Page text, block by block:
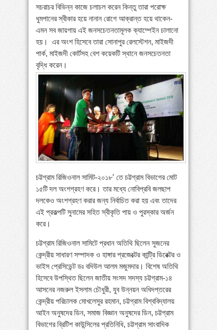
সচরাচর বিভিন্ন কাজে চলাচল করেন কিন্তু তারা পরোক্ষ
ধুমপানের স্বীকার হয়ে নানান রোগে আক্রান্ত হয়ে থাকেন-
এমন সব জায়গায় এই জনসচেতনতামূলক ক্যাম্পেইন চালানো
হয়। এর অংশ হিসেবে তারা সোনাপুর রেলস্টেশন, মাইজদী
পার্ক, মাইজদী কোর্টসহ বেশ কয়েকটি স্থানে জনসচেতনতা
বৃদ্ধি করেন।
চট্টগ্রাম রিজিওনাল সামিট-২০১৮’ তে চট্টগ্রাম বিভাগের মোট
১৫টি দল অংশগ্রহণ করে। তার মধ্যে নোবিপ্রবি জলছাপ
দলকেও অংশগ্রহণ করার জন্য নির্বাচিত করা হয় এবং তাদের
এই প্রকল্পটি সুনামের সহিত স্বীকৃতি পায় ও পুরস্কার অর্জন
করে।
চট্টগ্রাম রিজিওনাল সামিটে প্রধান অতিথি ছিলেন সুজনের
কেন্দ্রীয় সাধারণ সম্পাদক ও হাঙ্গার প্রজেক্টের কান্ট্রি ডিরেক্টর ও
ভাইস প্রেসিডেন্ট ডঃ বদিউল আলম মজুমদার। বিশেষ অতিথি
হিসেবে উপস্থিত ছিলেন জাতীয় সংসদ সদস্য চট্টগ্রাম-১৪
আসনের নজরুল ইসলাম চৌধুরী, যুব উন্নয়ন অধিদপ্তরের
কেন্দ্রীয় পরিচালক মোখলেসুর রহমান, চট্টগ্রাম বিশ্ববিদ্যালয়
আইন অনুষদের ডিন, সমাজ বিজ্ঞান অনুষদের ডিন, চট্টগ্রাম
বিভাগের ব্রিটিশ কাউন্সিলের প্রতিনিধি, চট্টগ্রাম সাংবাদিক